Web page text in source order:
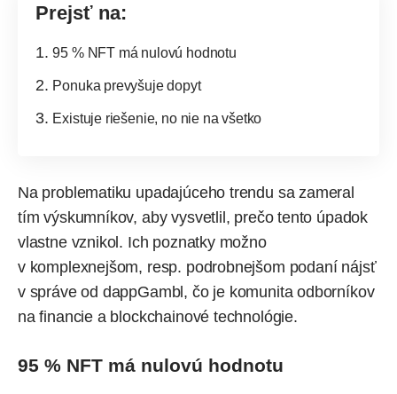
Prejsť na:
95 % NFT má nulovú hodnotu
Ponuka prevyšuje dopyt
Existuje riešenie, no nie na všetko
Na problematiku upadajúceho trendu sa zameral
tím výskumníkov, aby vysvetlil, prečo tento úpadok
vlastne vznikol. Ich poznatky možno
v komplexnejšom, resp. podrobnejšom podaní nájsť
v správe od dappGambl , čo je komunita odborníkov
na financie a blockchainové technológie.
95 % NFT má nulovú hodnotu